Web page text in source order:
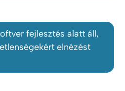
fejlesztés alatt áll,
elnézést